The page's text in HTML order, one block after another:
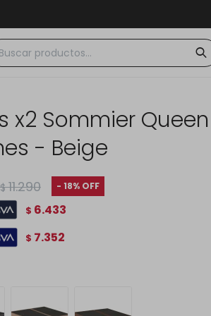
x2 Sommier
- Beige
$ 11.290 18
$ 6.433
$ 7.352